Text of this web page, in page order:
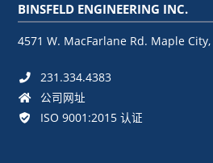
BINSFELD ENGINEERING INC.
4571 W. MacFarlane Rd. Maple
231.334.4383
公司网址
ISO 9001:2015 认证